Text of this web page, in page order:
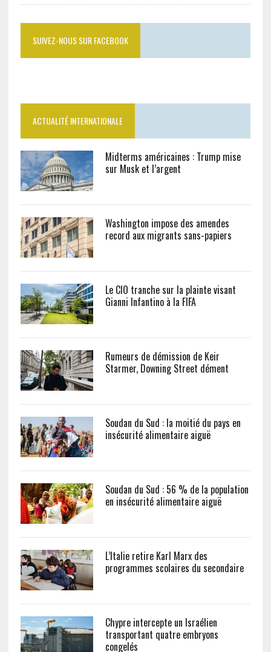
SUIVEZ-NOUS SUR FACEBOOK
ACTUALITÉ INTERNATIONALE
Midterms américaines : Trump mise
sur Musk et l’argent
Washington impose des amendes
record aux migrants sans-papiers
Le CIO tranche sur la plainte visant
Gianni Infantino à la FIFA
Rumeurs de démission de Keir
Starmer, Downing Street dément
Soudan du Sud : la moitié du pays en
insécurité alimentaire aiguë
Soudan du Sud : 56 % de la population
en insécurité alimentaire aiguë
L’Italie retire Karl Marx des
programmes scolaires du secondaire
Chypre intercepte un Israélien
transportant quatre embryons
congelés